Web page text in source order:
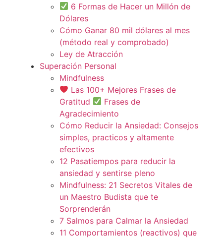
6 Formas de Hacer un Millón de
Dólares
Cómo Ganar 80 mil dólares al mes
(método real y comprobado)
Ley de Atracción
Superación Personal
Mindfulness
Las 100+ Mejores Frases de
Gratitud
Frases de
Agradecimiento
Cómo Reducir la Ansiedad: Consejos
simples, practicos y altamente
efectivos
12 Pasatiempos para reducir la
ansiedad y sentirse pleno
Mindfulness: 21 Secretos Vitales de
un Maestro Budista que te
Sorprenderán
7 Salmos para Calmar la Ansiedad
11 Comportamientos (reactivos) que